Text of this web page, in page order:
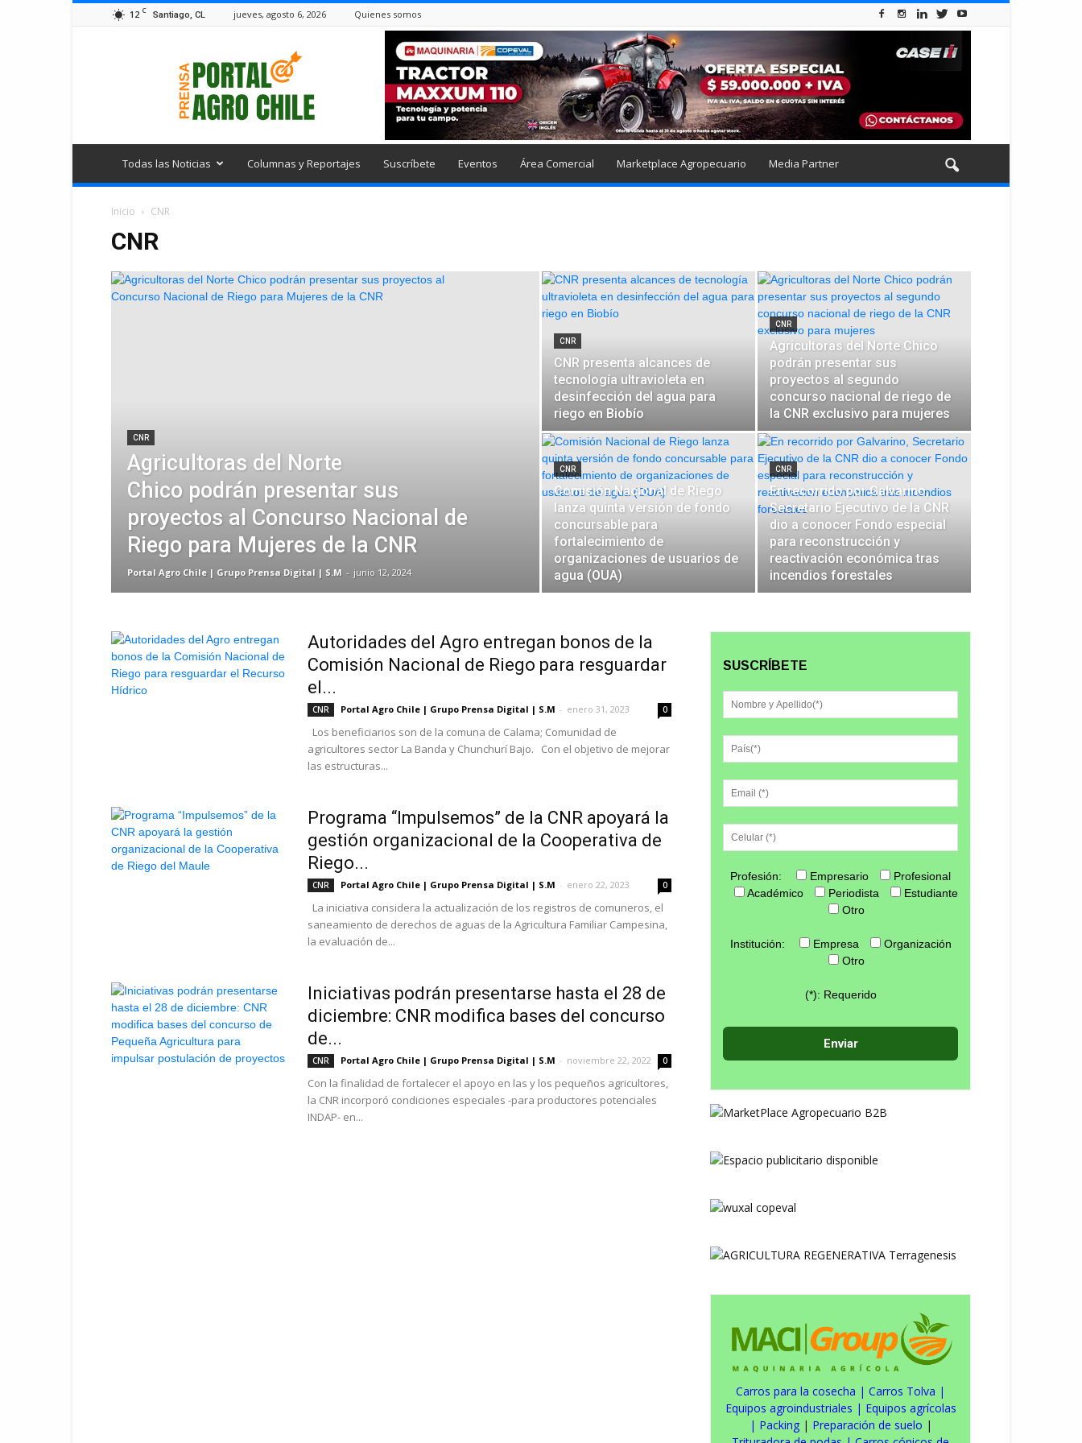
12 C Santiago, CL jueves, agosto 6, 2026 Quienes somos
Todas las Noticias Columnas y Reportajes Suscríbete Eventos Área Comercial Marketplace Agropecuario Media Partner
Inicio CNR
CNR
CNR
Agricultoras del Norte
Chico podrán presentar sus
proyectos al Concurso Nacional de
Riego para Mujeres de la CNR
Portal Agro Chile | Grupo Prensa Digital | S.M - junio 12, 2024
CNR
CNR presenta alcances de
tecnología ultravioleta en
desinfección del agua para
riego en Biobío
CNR
Agricultoras del Norte Chico
podrán presentar sus
proyectos al segundo
concurso nacional de riego de
la CNR exclusivo para mujeres
CNR
Comisión Nacional de Riego
lanza quinta versión de fondo
concursable para
fortalecimiento de
organizaciones de usuarios de
agua (OUA)
CNR
En recorrido por Galvarino,
Secretario Ejecutivo de la CNR
dio a conocer Fondo especial
para reconstrucción y
reactivación económica tras
incendios forestales
Autoridades del Agro entregan bonos de la
Comisión Nacional de Riego para resguardar
el...
CNR Portal Agro Chile | Grupo Prensa Digital | S.M - enero 31, 2023 0
Los beneficiarios son de la comuna de Calama; Comunidad de
agricultores sector La Banda y Chunchurí Bajo. Con el objetivo de mejorar
las estructuras...
Programa “Impulsemos” de la CNR apoyará la
gestión organizacional de la Cooperativa de
Riego...
CNR Portal Agro Chile | Grupo Prensa Digital | S.M - enero 22, 2023 0
La iniciativa considera la actualización de los registros de comuneros, el
saneamiento de derechos de aguas de la Agricultura Familiar Campesina,
la evaluación de...
Iniciativas podrán presentarse hasta el 28 de
diciembre: CNR modifica bases del concurso
de...
CNR Portal Agro Chile | Grupo Prensa Digital | S.M - noviembre 22, 2022 0
Con la finalidad de fortalecer el apoyo en las y los pequeños agricultores,
la CNR incorporó condiciones especiales -para productores potenciales
INDAP- en...
SUSCRÍBETE
Profesión: Empresario
Profesional
Académico
Periodista
Estudiante
Otro
Institución: Empresa
Organización
Otro
(*): Requerido
Carros para la cosecha | Carros Tolva |
Equipos agroindustriales | Equipos agrícolas
| Packing| Preparación de suelo |